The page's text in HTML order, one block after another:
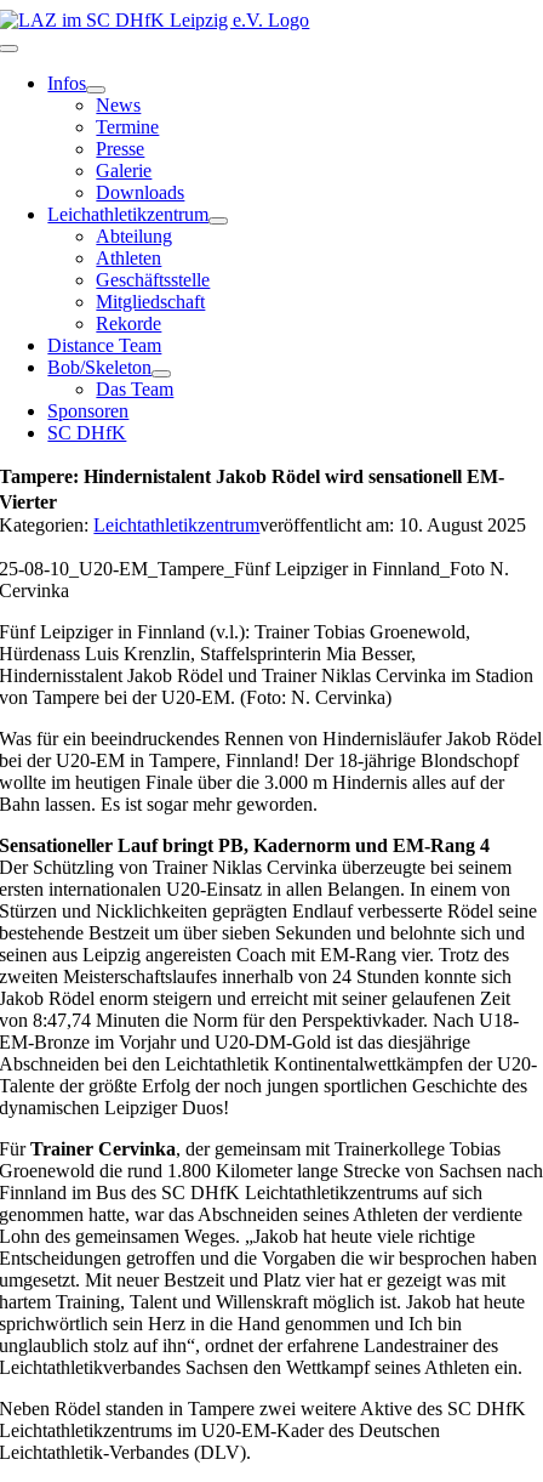
Zum
Inhalt
Toggle
Navigation
Infos
News
Termine
Presse
Galerie
Downloads
Leichathletikzentrum
Abteilung
Athleten
Geschäftsstelle
Mitgliedschaft
Rekorde
Distance Team
Bob/Skeleton
Das Team
Sponsoren
SC DHfK
Tampere: Hindernistalent Jakob Rödel wird sensationell EM-
Vierter
Kategorien:Leichtathletikzentrumveröffentlicht am: 10. August 2025
25-08-10_U20-EM_Tampere_Fünf Leipziger in Finnland_Foto N.
Cervinka
Fünf Leipziger in Finnland (v.l.): Trainer Tobias Groenewold,
Hürdenass Luis Krenzlin, Staffelsprinterin Mia Besser,
Hindernisstalent Jakob Rödel und Trainer Niklas Cervinka im Stadion
von Tampere bei der U20-EM. (Foto: N. Cervinka)
Was für ein beeindruckendes Rennen von Hindernisläufer Jakob Rödel
bei der U20-EM in Tampere, Finnland! Der 18-jährige Blondschopf
wollte im heutigen Finale über die 3.000 m Hindernis alles auf der
Bahn lassen. Es ist sogar mehr geworden.
Sensationeller Lauf bringt PB, Kadernorm und EM-Rang 4
Der Schützling von Trainer Niklas Cervinka überzeugte bei seinem
ersten internationalen U20-Einsatz in allen Belangen. In einem von
Stürzen und Nicklichkeiten geprägten Endlauf verbesserte Rödel seine
bestehende Bestzeit um über sieben Sekunden und belohnte sich und
seinen aus Leipzig angereisten Coach mit EM-Rang vier. Trotz des
zweiten Meisterschaftslaufes innerhalb von 24 Stunden konnte sich
Jakob Rödel enorm steigern und erreicht mit seiner gelaufenen Zeit
von 8:47,74 Minuten die Norm für den Perspektivkader. Nach U18-
EM-Bronze im Vorjahr und U20-DM-Gold ist das diesjährige
Abschneiden bei den Leichtathletik Kontinentalwettkämpfen der U20-
Talente der größte Erfolg der noch jungen sportlichen Geschichte des
dynamischen Leipziger Duos!
FürTrainer Cervinka, der gemeinsam mit Trainerkollege Tobias
Groenewold die rund 1.800 Kilometer lange Strecke von Sachsen nach
Finnland im Bus des SC DHfK Leichtathletikzentrums auf sich
genommen hatte, war das Abschneiden seines Athleten der verdiente
Lohn des gemeinsamen Weges. „Jakob hat heute viele richtige
Entscheidungen getroffen und die Vorgaben die wir besprochen haben
umgesetzt. Mit neuer Bestzeit und Platz vier hat er gezeigt was mit
hartem Training, Talent und Willenskraft möglich ist. Jakob hat heute
sprichwörtlich sein Herz in die Hand genommen und Ich bin
unglaublich stolz auf ihn“, ordnet der erfahrene Landestrainer des
Leichtathletikverbandes Sachsen den Wettkampf seines Athleten ein.
Neben Rödel standen in Tampere zwei weitere Aktive des SC DHfK
Leichtathletikzentrums im U20-EM-Kader des Deutschen
Leichtathletik-Verbandes (DLV).